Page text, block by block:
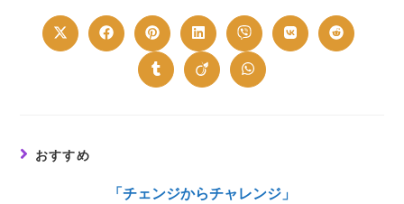
CONTENT
Opens
in
Opens
in
window
Opens
in
a
new
window
Opens
in
a
new
window
Opens
in
a
new
window
Opens
in
Opens
in
Opens
in
Opens
in
Opens
in
おすすめ
「チェンジからチャレンジ」